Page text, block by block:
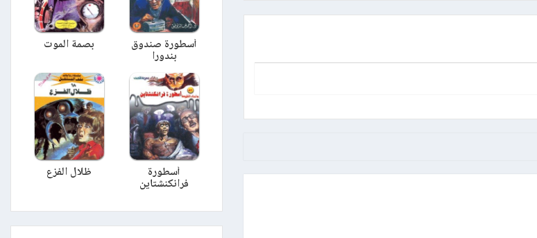
أسطورة صندوق
بندورا
بصمة الموت
أسطورة
فرانكنشتاين
ظلال الفزع